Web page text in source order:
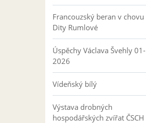
Francouzský beran v chovu
Dity Rumlové
Úspěchy Václava Švehly 01-
2026
Vídeňský bílý
Výstava drobných
hospodářských zvířat ČSCH